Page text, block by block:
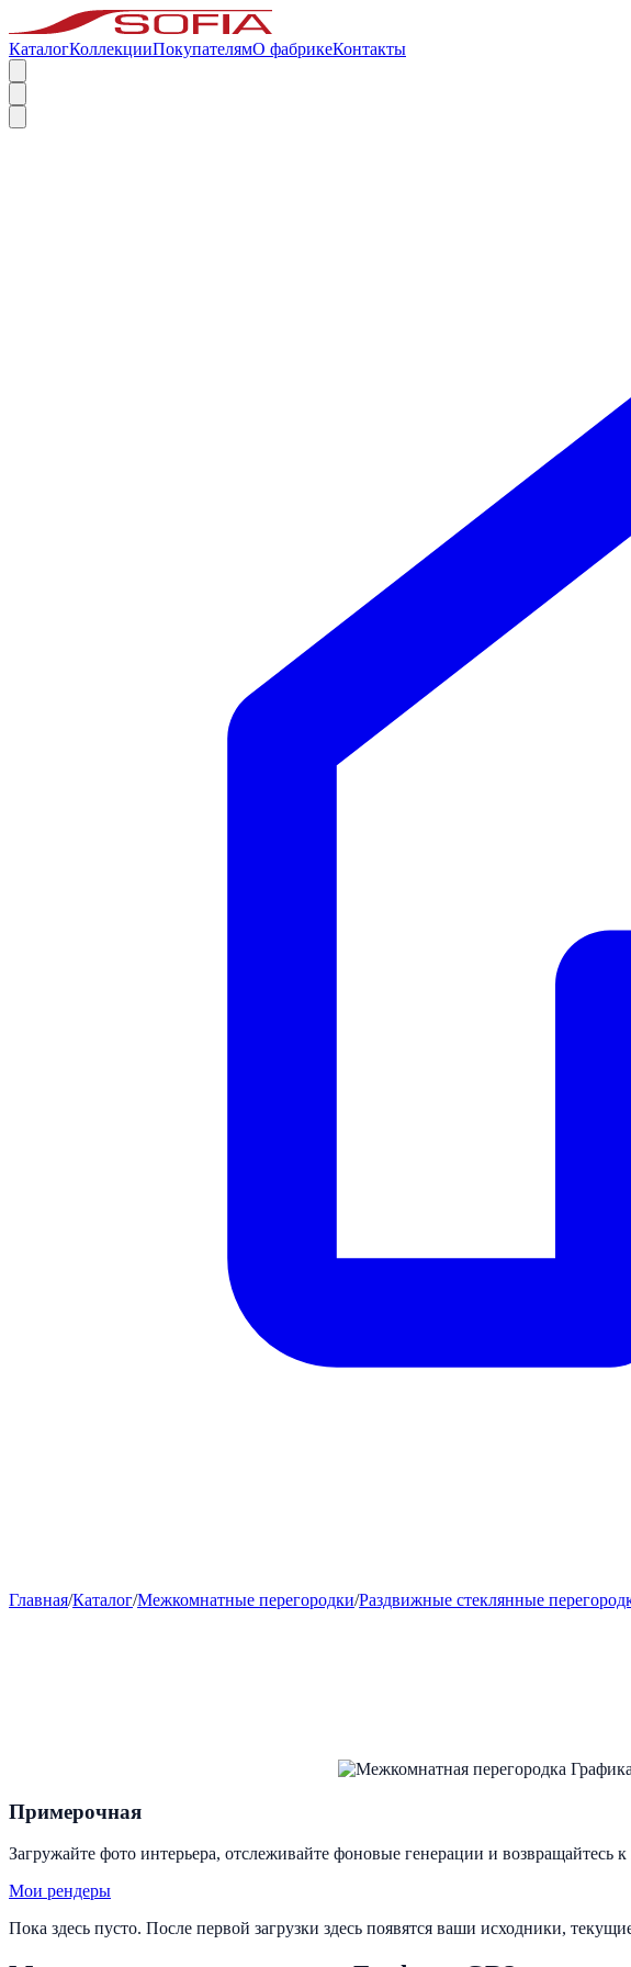
КаталогКоллекцииПокупателямО фабрикеКонтакты
Главная/Каталог/Межкомнатные перегородки/Раздвижные стеклянные
Примерочная
Загружайте фото интерьера, отслеживайте фоновые генерации и возвращайтесь
Мои рендеры
Пока здесь пусто. После первой загрузки здесь появятся ваши исходники,